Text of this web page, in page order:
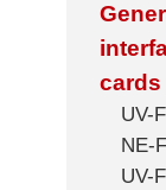
cards
UV-
NE-
UV-